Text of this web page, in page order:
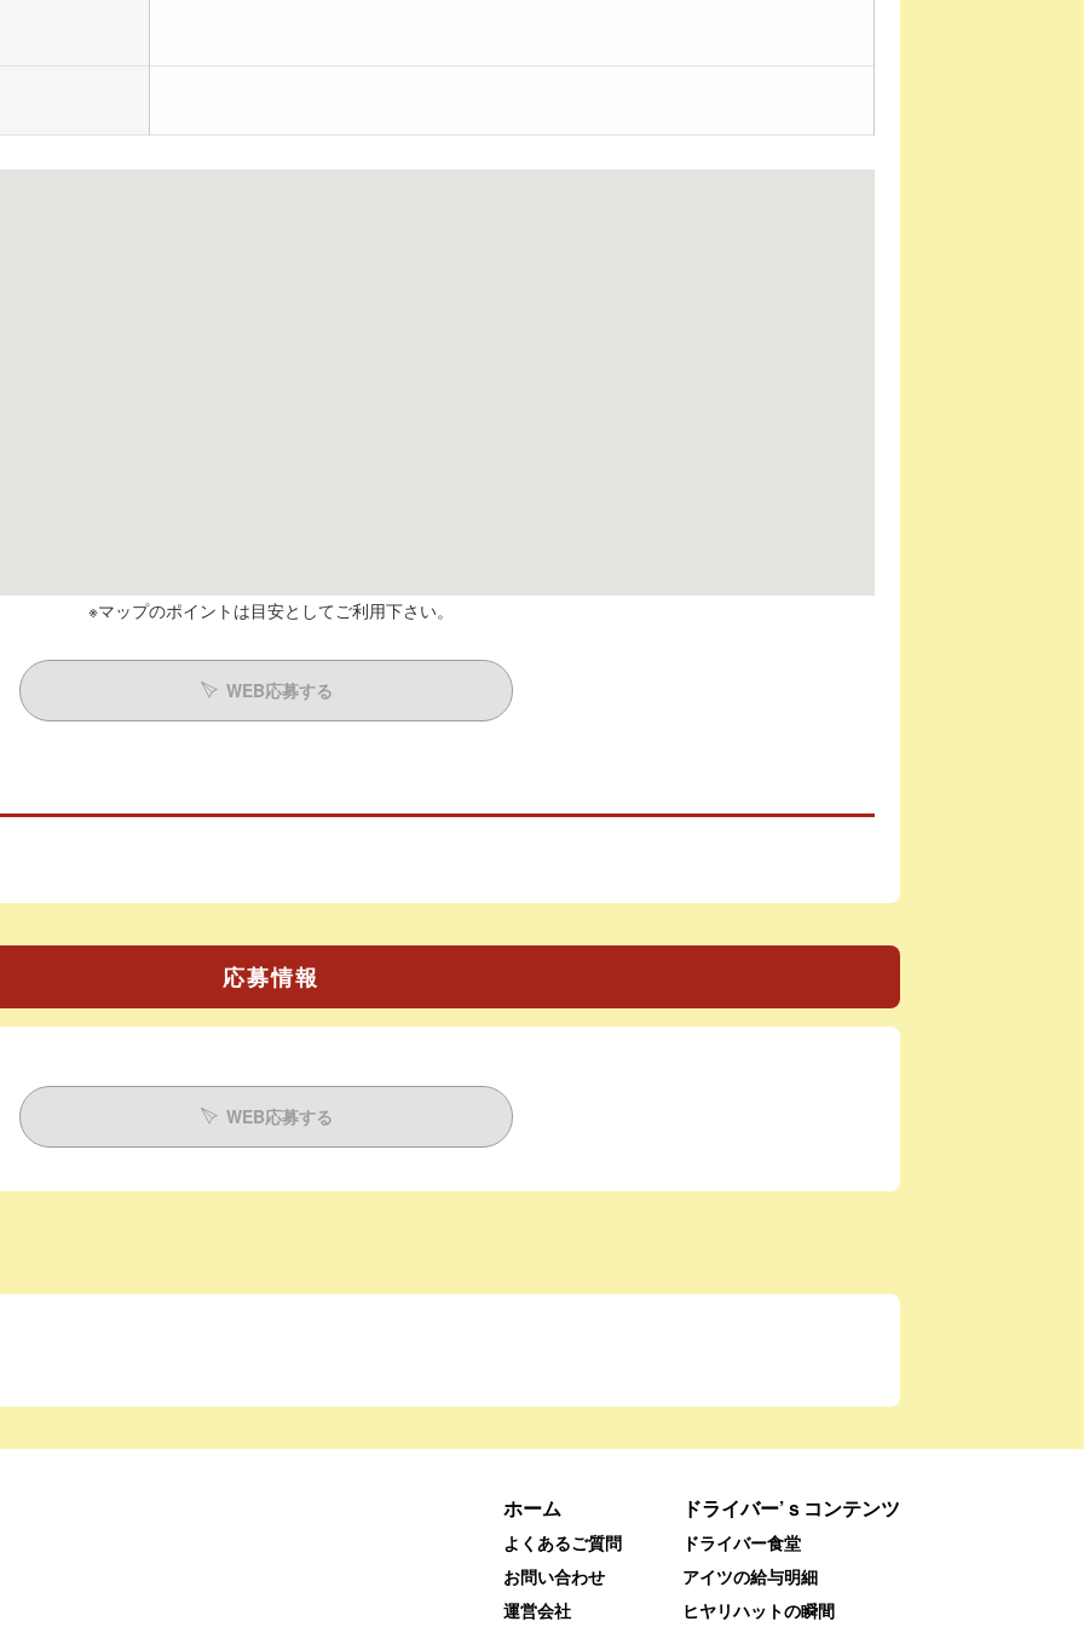
※マップのポイントは目安としてご利用下さい。
WEB応募する
応募情報
WEB応募する
ホーム
よくあるご質問
お問い合わせ
運営会社
ドライバー’ｓコンテンツ
ドライバー食堂
アイツの給与明細
ヒヤリハットの瞬間